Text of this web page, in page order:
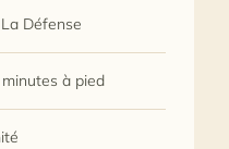
Défense
à pied